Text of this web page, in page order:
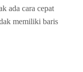
ada cara cepat
memiliki baris